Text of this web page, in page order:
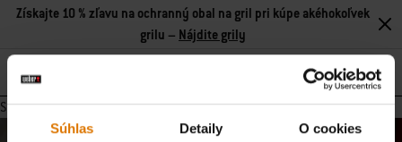
Súhlas Detaily O cookies
Search
Získajte 10 % zľavu na ochranný obal na gril pri kúpe akéhokoľvek
grilu – Nájdite grily
Stránka neobsahuje žiadny obsah.